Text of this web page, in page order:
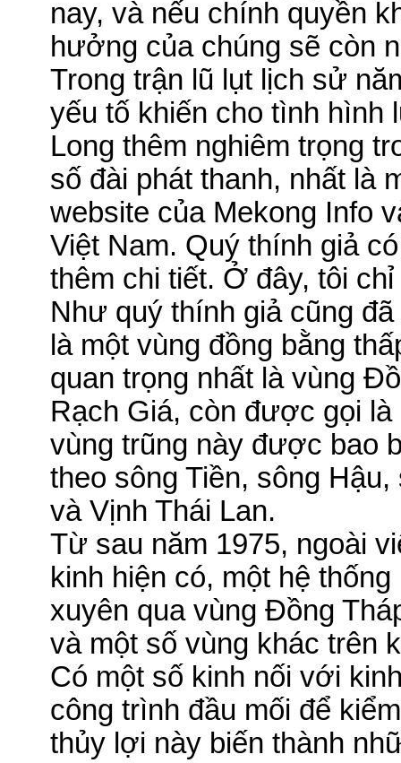
nay, và nếu chính quyền
hưởng của chúng sẽ còn
Trong trận lũ lụt lịch sử
yếu tố khiến cho tình hình
Long thêm nghiêm trọng
số đài phát thanh, nhất là
website của Mekong Info
Việt Nam. Quý thính giả
thêm chi tiết. Ở đây, tôi
Như quý thính giả cũng
là một vùng đồng bằng
quan trọng nhất là vùng
Rạch Giá, còn được gọi
vùng trũng này được bao
theo sông Tiền, sông
và Vịnh Thái Lan.
Từ sau năm 1975, ngoài
kinh hiện có, một hệ
xuyên qua vùng Đồng
và một số vùng khác trên
Có một số kinh nối với
công trình đầu mối để
thủy lợi này biến thành